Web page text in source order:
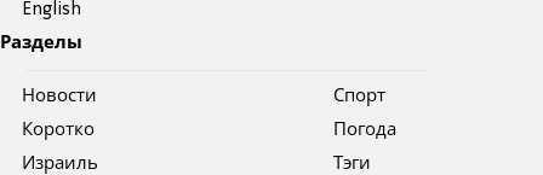
English
Разделы
Новости
Коротко
Израиль
Спорт
Погода
Тэги